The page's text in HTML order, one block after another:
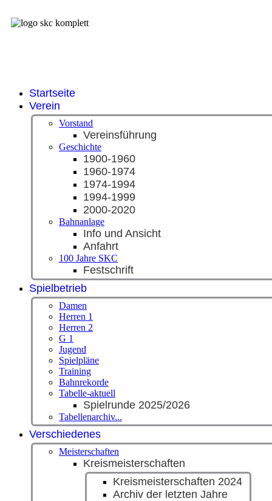
Startseite
Verein
Vorstand
Vereinsführung
Geschichte
1900-1960
1960-1974
1974-1994
1994-1999
2000-2020
Bahnanlage
Info und Ansicht
Anfahrt
100 Jahre SKC
Festschrift
Spielbetrieb
Damen
Herren 1
Herren 2
G 1
Jugend
Spielpläne
Training
Bahnrekorde
Tabelle-aktuell
Spielrunde 2025/2026
Tabellenarchiv...
Verschiedenes
Meisterschaften
Kreismeisterschaften
Kreismeisterschaften 2024
Archiv der letzten Jahre